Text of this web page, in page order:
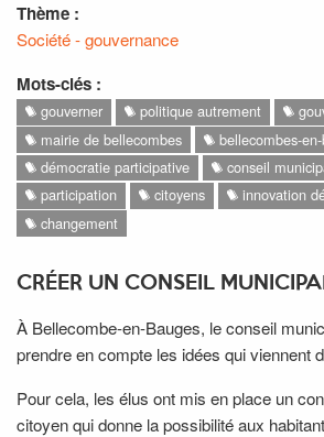
Thème :
Société - gouvernance
Mots-clés :
gouverner politique autrement
mairie de bellecombes
bellecombes-
démocratie participative
conseil
participation
citoyens
innovation
changement
CRÉER UN CONSEIL
À Bellecombe-en-Bauges, le conseil
prendre en compte les idées qui viennent
Pour cela, les élus ont mis en place un
citoyen qui donne la possibilité aux